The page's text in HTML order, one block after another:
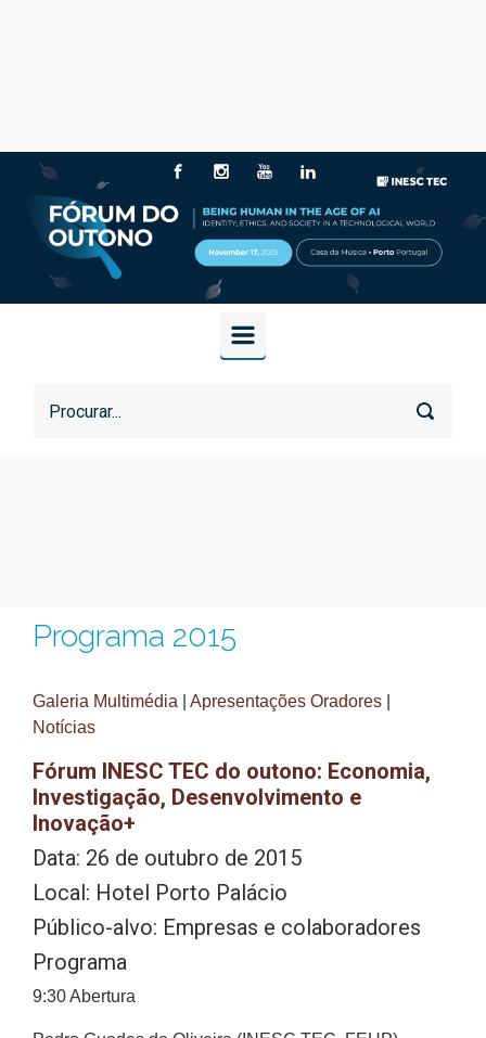
Programa 2015
Galeria Multimédia Apresentações Oradores
Notícias
Fórum INESC TEC do outono: Economia,
Investigação, Desenvolvimento e
Inovação+
Data: 26 de outubro de 2015
Local: Hotel Porto Palácio
Público-alvo: Empresas e colaboradores
Programa
9:30 Abertura